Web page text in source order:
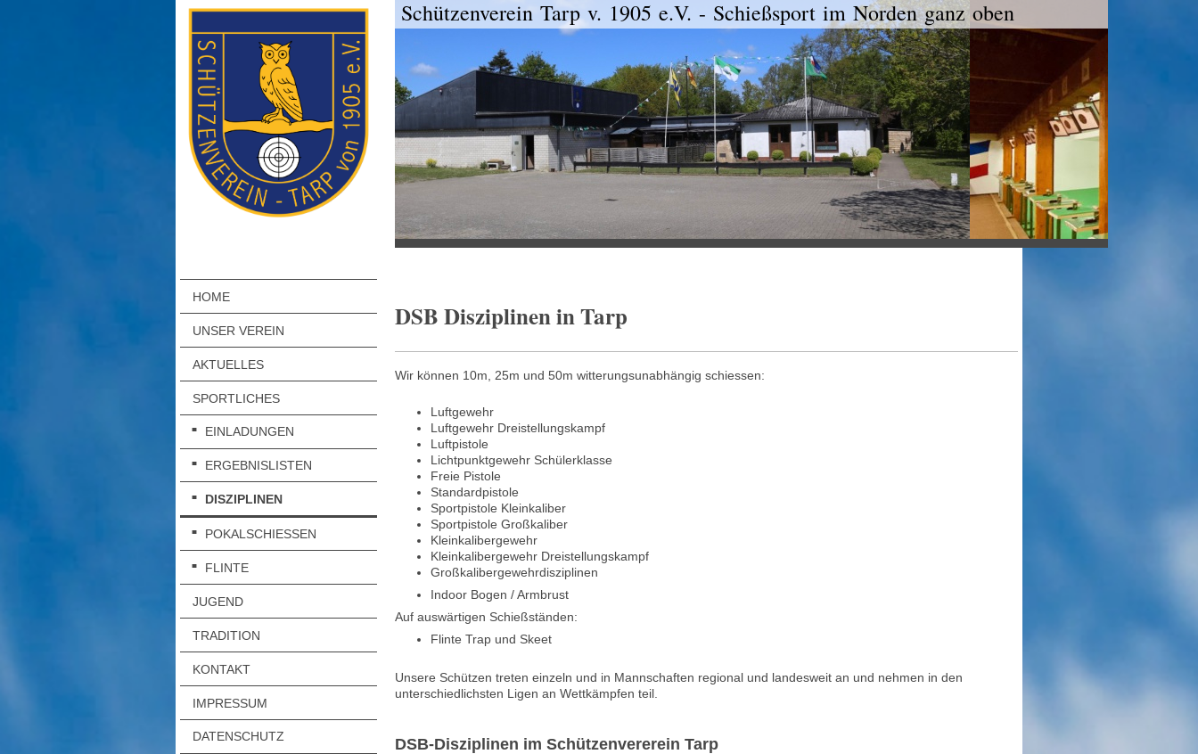
HOME
UNSER VEREIN
AKTUELLES
SPORTLICHES
EINLADUNGEN
ERGEBNISLISTEN
DISZIPLINEN
POKALSCHIESSEN
FLINTE
JUGEND
TRADITION
KONTAKT
IMPRESSUM
DATENSCHUTZ
Schützenverein Tarp v. 1905 e.V. - Schießsport im Norden ganz oben
DSB Disziplinen in Tarp
Wir können 10m, 25m und 50m witterungsunabhängig schiessen:
Luftgewehr
Luftgewehr Dreistellungskampf
Luftpistole
Lichtpunktgewehr Schülerklasse
Freie Pistole
Standardpistole
Sportpistole Kleinkaliber
Sportpistole Großkaliber
Kleinkalibergewehr
Kleinkalibergewehr Dreistellungskampf
Großkalibergewehrdisziplinen
Indoor Bogen / Armbrust
Auf auswärtigen Schießständen:
Flinte Trap und Skeet
Unsere Schützen treten einzeln und in Mannschaften regional und landesweit an und nehmen in den
unterschiedlichsten Ligen an Wettkämpfen teil.
DSB-Disziplinen im Schützenvererein Tarp